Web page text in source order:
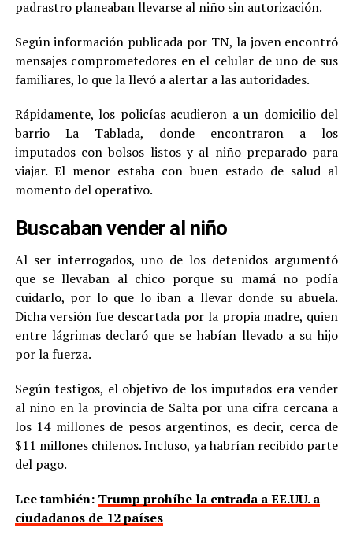
padrastro planeaban llevarse al niño sin autorización.
Según información publicada por TN, la joven encontró
mensajes comprometedores en el celular de uno de sus
familiares, lo que la llevó a alertar a las autoridades.
Rápidamente, los policías acudieron a un domicilio del
barrio La Tablada, donde encontraron a los
imputados con bolsos listos y al niño preparado para
viajar. El menor estaba con buen estado de salud al
momento del operativo.
Buscaban vender al niño
Al ser interrogados, uno de los detenidos argumentó
que se llevaban al chico porque su mamá no podía
cuidarlo, por lo que lo iban a llevar donde su abuela.
Dicha versión fue descartada por la propia madre, quien
entre lágrimas declaró que se habían llevado a su hijo
por la fuerza.
Según testigos, el objetivo de los imputados era vender
al niño en la provincia de Salta por una cifra cercana a
los 14 millones de pesos argentinos, es decir, cerca de
$11 millones chilenos. Incluso, ya habrían recibido parte
del pago.
Lee también: Trump prohíbe la entrada a EE.UU. a
ciudadanos de 12 países